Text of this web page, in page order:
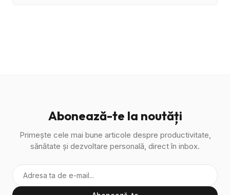
Abonează-te la noutăți
Primește cele mai bune articole despre productivitate,
sănătate și dezvoltare personală, direct în inbox.